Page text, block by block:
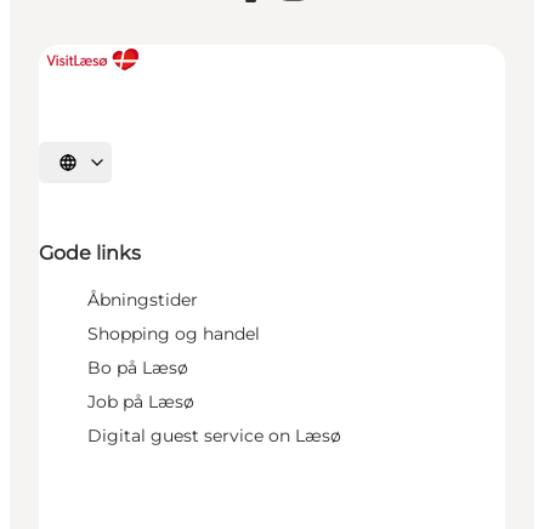
Vælg sprog
Gode links
Åbningstider
Shopping og handel
Bo på Læsø
Job på Læsø
Digital guest service on Læsø